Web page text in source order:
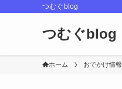
つむぐblog
つむぐblog
ホーム おでかけ情報